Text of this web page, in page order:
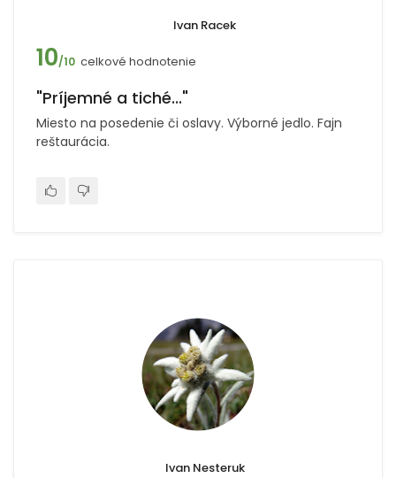
Ivan Racek
10/10 celkové hodnotenie
"Príjemné a tiché..."
Miesto na posedenie či oslavy. Výborné jedlo. Fajn
reštaurácia.
Ivan Nesteruk